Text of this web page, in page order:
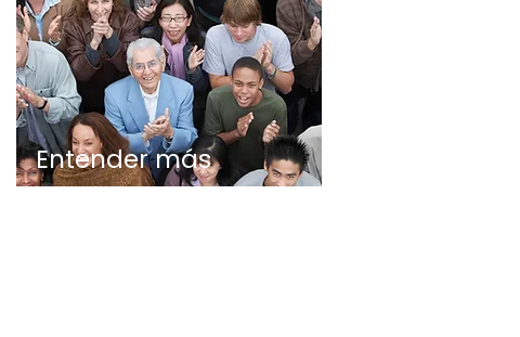
Entender más
sobre el